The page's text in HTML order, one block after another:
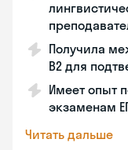
Получила
B2 для
Имеет опыт
экзаменам
Читать дальше